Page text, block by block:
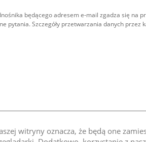
witryny oznacza, że będą one
będącego adresem e-mail zgadza się na
pytania. Szczegóły przetwarzania danych przez